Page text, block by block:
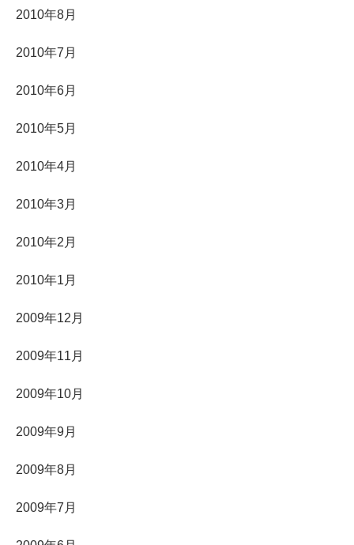
2010年8月
2010年7月
2010年6月
2010年5月
2010年4月
2010年3月
2010年2月
2010年1月
2009年12月
2009年11月
2009年10月
2009年9月
2009年8月
2009年7月